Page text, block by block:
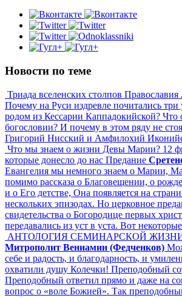
Новости по теме
Триада вселенских столпов Православия
Почему на Руси издревле почитались три
родом из Кессарии Каппадокийской? Что
богословии? И почему в этом ряду не
Григорий Нисский и Амфилохий
Что мы знаем о жизни Девы Марии? 12
которые донесло до нас Предание
Евангелия мы немного знаем о Марии,
помимо рассказа о Благовещении, о
и о Его детстве, Она появляется на
нескольких эпизодах. Но церковное
свидетельства о Богородице первых
передавались из уст в уста. Вот
АНТОЛОГИЯ СЕМИНАРСКОЙ
Митрополит Вениамин (Федченков)
себе и радость, и благодарность, и
охватили душу Колечки! Преподобный
Преподобный ответил прямо и даже на
вопрос о «воле Божией». Так